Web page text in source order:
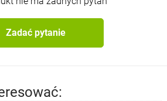
Zadać pytanie